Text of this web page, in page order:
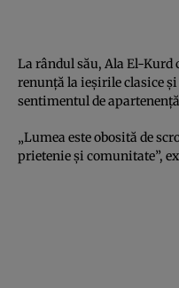
La rândul său, Ala El-Kurd
renunță la ieșirile clasice
sentimentul de
„Lumea este obosită de
prietenie și comunitate”,